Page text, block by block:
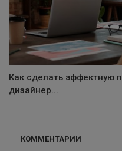
Как сделать эффектную
дизайнер...
КОММЕНТАРИИ